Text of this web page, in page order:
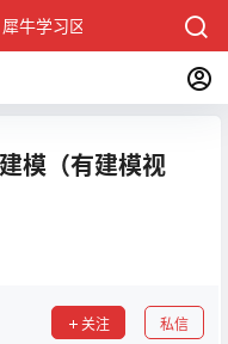
犀牛学习区
模（有建模视
关注 私信